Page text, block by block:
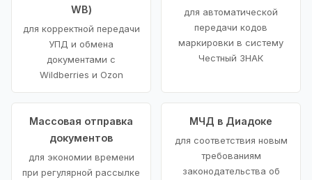
WB)
для корректной передачи
УПД и обмена
документами с
Wildberries и Ozon
для автоматической
передачи кодов
маркировки в систему
Честный ЗНАК
Массовая отправка
документов
для экономии времени
при регулярной рассылке
МЧД в Диадоке
для соответствия новым
требованиям
законодательства об